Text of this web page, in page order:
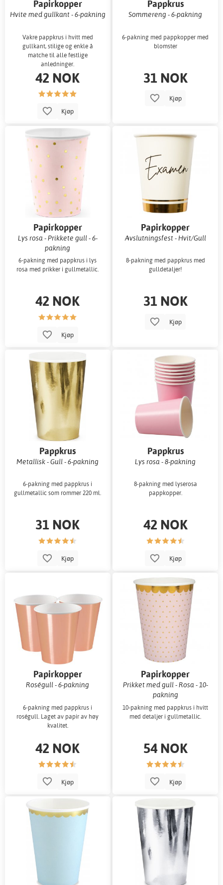
Papirkopper
Hvite med gullkant - 6-pakning
Vakre pappkrus i hvitt med
gullkant, stilige og enkle å
matche til alle festlige
anledninger.
42 NOK
Kjøp
Pappkrus
Sommereng - 6-pakning
6-pakning med pappkopper med
blomster
31 NOK
Kjøp
Papirkopper
Lys rosa - Prikkete gull - 6-
pakning
6-pakning med pappkrus i lys
rosa med prikker i gullmetallic.
42 NOK
Kjøp
Papirkopper
Avslutningsfest - Hvit/Gull
8-pakning med pappkrus med
gulldetaljer!
31 NOK
Kjøp
Pappkrus
Metallisk - Gull - 6-pakning
6-pakning med pappkrus i
gullmetallic som rommer 220 ml.
31 NOK
Kjøp
Pappkrus
Lys rosa - 8-pakning
8-pakning med lyserosa
pappkopper.
42 NOK
Kjøp
Papirkopper
Roségull - 6-pakning
6-pakning med pappkrus i
roségull. Laget av papir av høy
kvalitet.
42 NOK
Kjøp
Papirkopper
Prikket med gull - Rosa - 10-
pakning
10-pakning med pappkrus i hvitt
med detaljer i gullmetallic.
54 NOK
Kjøp